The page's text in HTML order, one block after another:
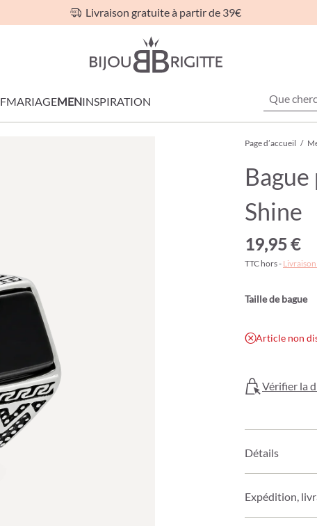
Livraison gratuite à partir de 39€
MARIAGEMENINSPIRATION
Page d’accueil /
Shine
19,95 €
TTC hors -
Taille de bague
Article non
Vérifier la
Détails
Expédition,